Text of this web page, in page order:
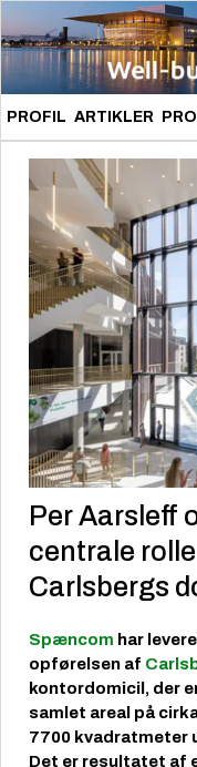
PROFIL ARTIKLER
Per Aarsleff
centrale
Carlsbergs
Spæncom har
opførelsen af
kontordomicil, der
samlet areal på
7700 kvadratmeter
Det er resultatet af